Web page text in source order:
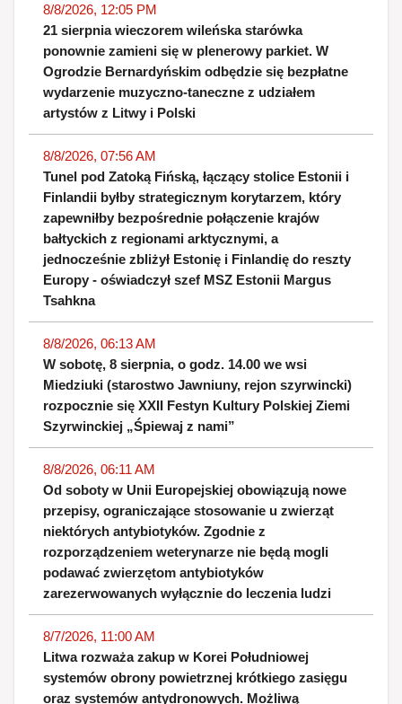
8/8/2026, 12:05 PM
21 sierpnia wieczorem wileńska starówka
ponownie zamieni się w plenerowy parkiet. W
Ogrodzie Bernardyńskim odbędzie się bezpłatne
wydarzenie muzyczno-taneczne z udziałem
artystów z Litwy i Polski
8/8/2026, 07:56 AM
Tunel pod Zatoką Fińską, łączący stolice Estonii i
Finlandii byłby strategicznym korytarzem, który
zapewniłby bezpośrednie połączenie krajów
bałtyckich z regionami arktycznymi, a
jednocześnie zbliżył Estonię i Finlandię do reszty
Europy - oświadczył szef MSZ Estonii Margus
Tsahkna
8/8/2026, 06:13 AM
W sobotę, 8 sierpnia, o godz. 14.00 we wsi
Miedziuki (starostwo Jawniuny, rejon szyrwincki)
rozpocznie się XXII Festyn Kultury Polskiej Ziemi
Szyrwinckiej „Śpiewaj z nami”
8/8/2026, 06:11 AM
Od soboty w Unii Europejskiej obowiązują nowe
przepisy, ograniczające stosowanie u zwierząt
niektórych antybiotyków. Zgodnie z
rozporządzeniem weterynarze nie będą mogli
podawać zwierzętom antybiotyków
zarezerwowanych wyłącznie do leczenia ludzi
8/7/2026, 11:00 AM
Litwa rozważa zakup w Korei Południowej
systemów obrony powietrznej krótkiego zasięgu
oraz systemów antydronowych. Możliwą